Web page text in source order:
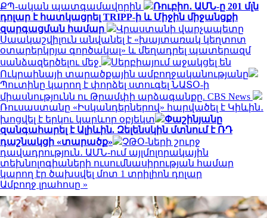
ՔՊ-ական պատգամավորին
Ռուբիո․ ԱՄՆ-ը 201 մլն
դոլար է հատկացրել TRIPP-ի և Միջին միջանցքի
զարգացման համար
Վրաստանի վարչապետը
Սաակաշվիլուն անվանել է «խայտառակ կեղտոտ
օտարերկրյա գործակալ» և մեղադրել պատերազմ
սանձազերծելու մեջ
Սերբիայում աջակցել են
Ուկրաինայի տարածքային ամբողջականությանը
Պուտինը կարող է փորձել ստուգել ՆԱՏՕ-ի
միասնությունն ու Թրամփի արձագանքը. CBS News
Ռուսաստանը «Իսկանդերներով» հարվածել է Կիևին․
խոցվել է երկու կարևոր օբյեկտ
Փաշինյանը
զանգահարել է Ալիևին. Զելենսկին մտնում է ՌԴ
դաշնակցի «տարածք»
ՉԹՕ-ների շուրջ
դավադրություն․ ԱՄՆ-ում այլմոլորակային
տեխնոլոգիաների ուսումնասիրության համար
կարող էր ծախսվել մոտ 1 տրիլիոն դոլար
Ամբողջ լրահոսը »